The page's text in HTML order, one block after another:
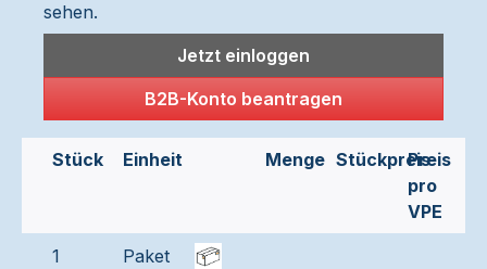
sehen.
Jetzt einloggen
B2B-Konto beantragen
Stück Einheit Menge StückpreisPreis
pro
VPE
1 Paket